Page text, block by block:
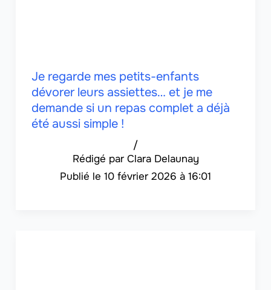
Je regarde mes petits-enfants
dévorer leurs assiettes… et je me
demande si un repas complet a déjà
été aussi simple !
Clara Delaunay
/
10 février 2026 à 16:01